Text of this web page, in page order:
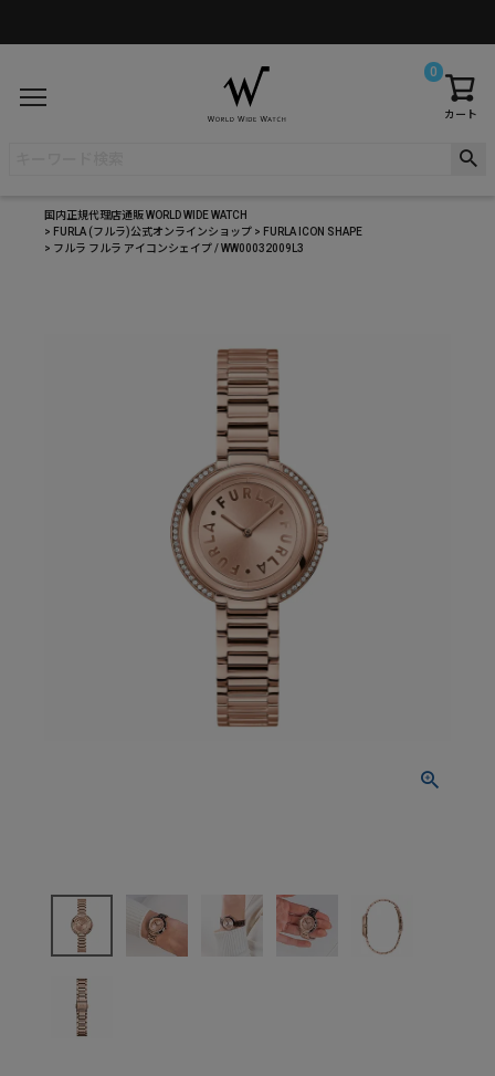
カート
0
国内正規代理店通販 WORLD WIDE WATCH
FURLA (フルラ)公式オンラインショップ
FURLA ICON SHAPE
フルラ フルラ アイコンシェイプ / WW00032009L3